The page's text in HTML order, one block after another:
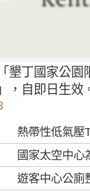
墾丁國家公園
，自即日生效
熱帶性低氣壓
國家太空中心為辦理
遊客中心公廁